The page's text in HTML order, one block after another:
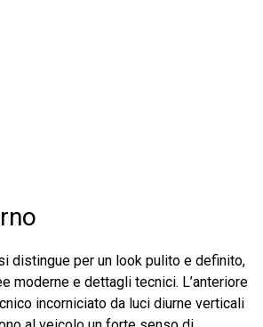
distingue per un look pulito e definito,
moderne e dettagli tecnici. L’anteriore
incorniciato da luci diurne verticali